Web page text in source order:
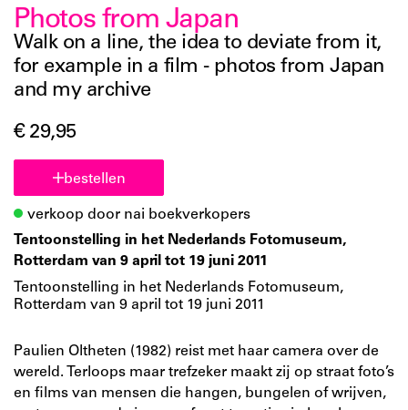
Photos from Japan
Walk on a line, the idea to deviate from it,
for example in a film - photos from Japan
and my archive
€ 29,95
bestellen
verkoop door nai boekverkopers
Tentoonstelling in het Nederlands Fotomuseum,
Rotterdam van 9 april tot 19 juni 2011
Tentoonstelling in het Nederlands Fotomuseum,
Rotterdam van 9 april tot 19 juni 2011
Paulien Oltheten (1982) reist met haar camera over de
wereld. Terloops maar trefzeker maakt zij op straat foto’s
en films van mensen die hangen, bungelen of wrijven,